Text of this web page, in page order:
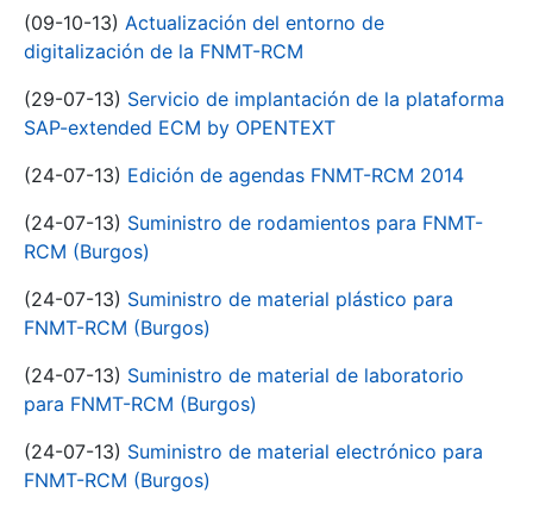
(09-10-13) Actualización del entorno de
digitalización de la FNMT-RCM
(29-07-13) Servicio de implantación de la plataforma
SAP-extended ECM by OPENTEXT
(24-07-13) Edición de agendas FNMT-RCM 2014
(24-07-13) Suministro de rodamientos para FNMT-
RCM (Burgos)
(24-07-13) Suministro de material plástico para
FNMT-RCM (Burgos)
(24-07-13) Suministro de material de laboratorio
para FNMT-RCM (Burgos)
(24-07-13) Suministro de material electrónico para
FNMT-RCM (Burgos)